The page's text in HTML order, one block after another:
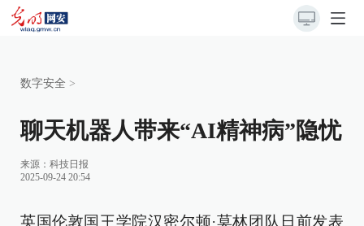
数字安全 >
聊天机器人带来“AI精神病”隐忧
来源： 科技日报
2025-09-24 20:54
英国伦敦国王学院汉密尔顿·莫林团队日前发表